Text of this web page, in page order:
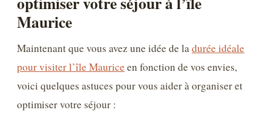
Maurice
Maintenant que vous avez une idée de ladurée idéale
pour visiter l’île Maurice en fonction de vos envies,
voici quelques astuces pour vous aider à organiser et
optimiser votre séjour :